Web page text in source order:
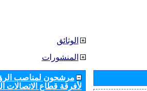
الوثائق
المنشورات
مرشحون لمناصب
لأفرقة قطاع الاتصالات